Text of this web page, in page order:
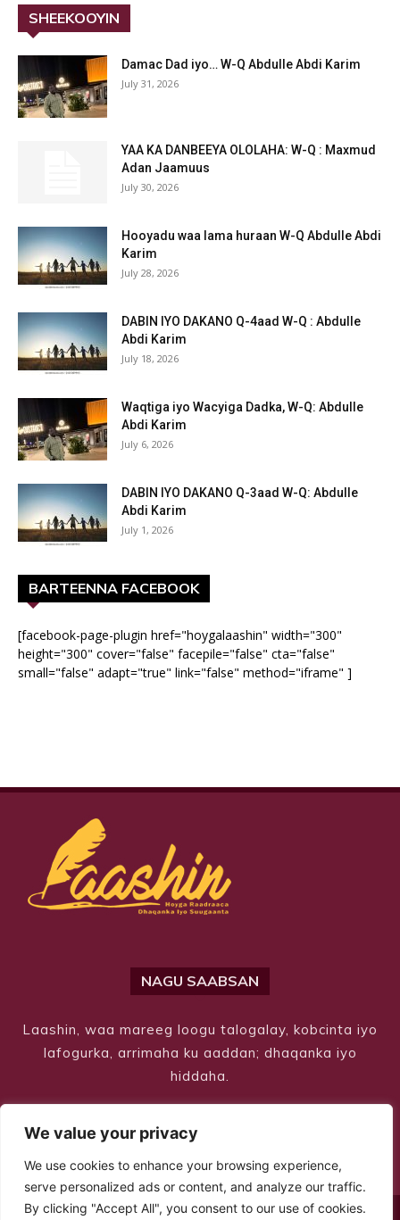
We value your privacy
We use cookies to enhance your browsing experience,
serve personalized ads or content, and analyze our traffic.
By clicking "Accept All", you consent to our use of cookies.
SHEEKOOYIN
Damac Dad iyo… W-Q Abdulle Abdi Karim
July 31, 2026
YAA KA DANBEEYA OLOLAHA: W-Q : Maxmud
Adan Jaamuus
July 30, 2026
Hooyadu waa lama huraan W-Q Abdulle Abdi
Karim
July 28, 2026
DABIN IYO DAKANO Q-4aad W-Q : Abdulle
Abdi Karim
July 18, 2026
Waqtiga iyo Wacyiga Dadka, W-Q: Abdulle
Abdi Karim
July 6, 2026
DABIN IYO DAKANO Q-3aad W-Q: Abdulle
Abdi Karim
July 1, 2026
BARTEENNA FACEBOOK
[facebook-page-plugin href="hoygalaashin" width="300"
height="300" cover="false" facepile="false" cta="false"
small="false" adapt="true" link="false" method="iframe" ]
NAGU SAABSAN
Laashin, waa mareeg loogu talogalay, kobcinta iyo
lafogurka, arrimaha ku aaddan; dhaqanka iyo
hiddaha.